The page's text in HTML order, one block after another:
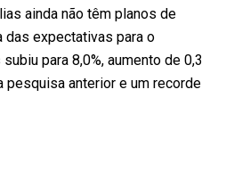
ainda não têm planos de
das expectativas para o
para 8,0%, aumento de 0,3
pesquisa anterior e um recorde